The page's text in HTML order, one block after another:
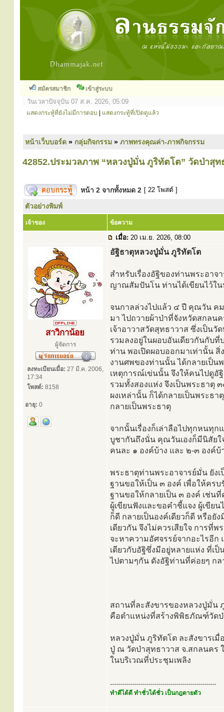
สมัครสมาชิก เข้าสู่ระบบ
วันเวลาปัจจุบัน 07 ส.ค. 2026, 05:09
แสดงกระทู้ที่ยังไม่มีการตอบ แสดงกระทู้ที่เปิดดูแล้ว
หน้าเว็บบอร์ด » กลุ่มกิจกรรม » ภาพทรงคุณค่า-ภาพกิจกรรม
42852.ประมวลภาพ “หลวงปู่มั่น ภูริทัตโต” วัดป่าสุ
หน้า 2 จากทั้งหมด 2 [ 22 โพสต์ ]
ตัวอย่างพิมพ์
เจ้าของ ข้อความ
เมื่อ: 20 เม.ย. 2026, 08:00
สาวิกาน้อย
ผู้จัดการ
ลงทะเบียนเมื่อ: 27 มี.ค. 2006,
17:34
โพสต์: 8158
อายุ: 0
อัฐิธาตุหลวงปู่มั่น ภูริทัตโต
สำหรับเรื่องอัฐิของท่านพระอาจ
ญาณสัมปันโน ท่านได้เขียนไว้ใน
จนกาลล่วงไปแล้ว ๔ ปี คุณวัน ค
มา ไปถวายผ้าป่าที่จังหวัดสกลน
เจ้าอาวาสวัดสุทธาวาส ซึ่งเป็
รวมลงอยู่ในผอบอันเดียวกันกับ
ท่าน พอเปิดผอบออกมาเท่านั้น
งานศพของท่านนั้น ได้กลายเป็น
เหตุการณ์เข่นนั้น จึงให้คนไปดูอั
รวมทั้งสองแห่ง จึงเป็นพระธาตุ
ผงเหล่านั้น ก็ได้กลายเป็นพระธ
กลายเป็นพระธาตุ
จากนั้นเรื่องก็เล่าลือไปทุกหนทุ
บูชากันถึงนั่น คุณวันเองก็มีนิสัยใ
คนละ ๑ องค์บ้าง และ ๒-๓ องค์บ้
พระธาตุท่านพระอาจารย์มั่น ยัง
ฐานขอให้เป็น ๓ องค์ เพื่อให้คร
ฐานขอให้กลายเป็น ๓ องค์ เช่นที่
ผู้เขียนฟังและขอคำชี้แจง ผู้เขีย
ก็ดี กลายเป็นองค์เดียวก็ดี หรือยั
เดียวกัน จึงไม่ควรเสียใจ การที่
จะหาความอัศจรรย์จากอะไรอีก
เดียวกับอัฐิซึ่งมีอยู่หลายแห่ง ที่เป็
ไปตามๆกัน ดังอัฐิท่านที่ค่อยๆ ก
สถานที่ละสังขารของหลวงปู่มั่น
คือตำแหน่งที่สร้างพิพิธภัณฑ์วัดป่
หลวงปู่มั่น ภูริทัตโต ละสังขารเ
ปู่ ณ วัดป่าสุทธาวาส จ.สกลนคร
ในบริเวณที่ประชุมเพลิง
.....................................................
ทำดีได้ดี ทำชั่วได้ชั่ว เป็นกฎตายตัว